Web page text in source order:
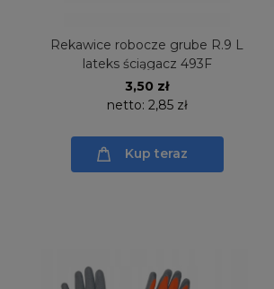
Rekawice robocze grube R.9 L
lateks ściągacz 493F
3,50 zł
netto: 2,85 zł
Kup teraz